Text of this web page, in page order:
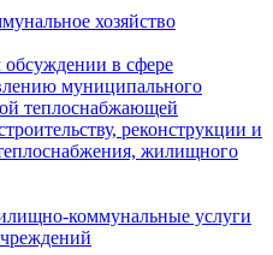
хозяйство
в сфере
муниципального
теплоснабжающей
реконструкции и
жилищного
коммунальные услуги